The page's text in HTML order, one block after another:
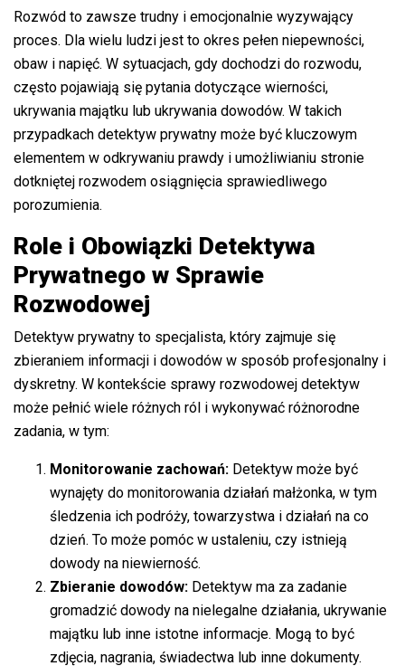
Rozwód to zawsze trudny i emocjonalnie wyzywający
proces. Dla wielu ludzi jest to okres pełen niepewności,
obaw i napięć. W sytuacjach, gdy dochodzi do rozwodu,
często pojawiają się pytania dotyczące wierności,
ukrywania majątku lub ukrywania dowodów. W takich
przypadkach detektyw prywatny może być kluczowym
elementem w odkrywaniu prawdy i umożliwianiu stronie
dotkniętej rozwodem osiągnięcia sprawiedliwego
porozumienia.
Role i Obowiązki Detektywa
Prywatnego w Sprawie
Rozwodowej
Detektyw prywatny to specjalista, który zajmuje się
zbieraniem informacji i dowodów w sposób profesjonalny i
dyskretny. W kontekście sprawy rozwodowej detektyw
może pełnić wiele różnych ról i wykonywać różnorodne
zadania, w tym:
Monitorowanie zachowań: Detektyw może być
wynajęty do monitorowania działań małżonka, w tym
śledzenia ich podróży, towarzystwa i działań na co
dzień. To może pomóc w ustaleniu, czy istnieją
dowody na niewierność.
Zbieranie dowodów: Detektyw ma za zadanie
gromadzić dowody na nielegalne działania, ukrywanie
majątku lub inne istotne informacje. Mogą to być
zdjęcia, nagrania, świadectwa lub inne dokumenty.